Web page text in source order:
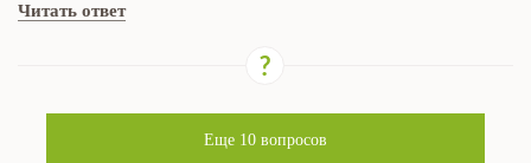
Читать ответ
Еще 10 вопросов